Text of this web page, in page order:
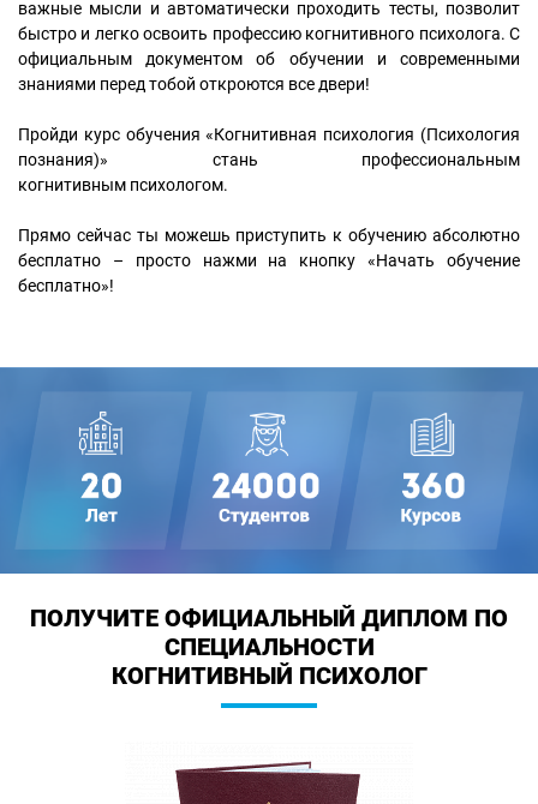
важные мысли и автоматически проходить тесты, позволит
быстро и легко освоить профессию когнитивного психолога. С
официальным документом об обучении и современными
знаниями перед тобой откроются все двери!
Пройди курс обучения «Когнитивная психология (Психология
познания)» стань профессиональным
когнитивным психологом.
Прямо сейчас ты можешь приступить к обучению абсолютно
бесплатно – просто нажми на кнопку «Начать обучение
бесплатно»!
ПОЛУЧИТЕ ОФИЦИАЛЬНЫЙ ДИПЛОМ ПО
СПЕЦИАЛЬНОСТИ
КОГНИТИВНЫЙ ПСИХОЛОГ